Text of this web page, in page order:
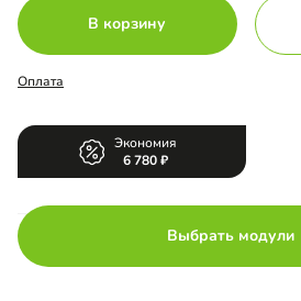
В корзину
Оплата
Экономия
6 780
Выбрать модули